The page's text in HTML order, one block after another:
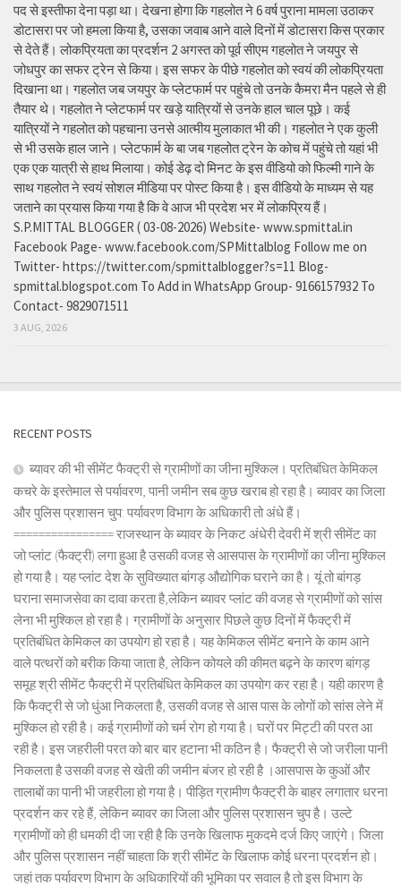
पद से इस्तीफा देना पड़ा था। देखना होगा कि गहलोत ने 6 वर्ष पुराना मामला उठाकर
डोटासरा पर जो हमला किया है, उसका जवाब आने वाले दिनों में डोटासरा किस प्रकार
से देते हैं। लोकप्रियता का प्रदर्शन 2 अगस्त को पूर्व सीएम गहलोत ने जयपुर से
जोधपुर का सफर ट्रेन से किया। इस सफर के पीछे गहलोत को स्वयं की लोकप्रियता
दिखाना था। गहलोत जब जयपुर के प्लेटफार्म पर पहुंचे तो उनके कैमरा मैन पहले से ही
तैयार थे। गहलोत ने प्लेटफार्म पर खड़े यात्रियों से उनके हाल चाल पूछे। कई
यात्रियों ने गहलोत को पहचाना उनसे आत्मीय मुलाकात भी की। गहलोत ने एक कुली
से भी उसके हाल जाने। प्लेटफार्म के बा जब गहलोत ट्रेन के कोच में पहुंचे तो यहां भी
एक एक यात्री से हाथ मिलाया। कोई डेढ़ दो मिनट के इस वीडियो को फिल्मी गाने के
साथ गहलोत ने स्वयं सोशल मीडिया पर पोस्ट किया है। इस वीडियो के माध्यम से यह
जताने का प्रयास किया गया है कि वे आज भी प्रदेश भर में लोकप्रिय हैं।
S.P.MITTAL BLOGGER ( 03-08-2026) Website- www.spmittal.in
Facebook Page- www.facebook.com/SPMittalblog Follow me on
Twitter- https://twitter.com/spmittalblogger?s=11 Blog-
spmittal.blogspot.com To Add in WhatsApp Group- 9166157932 To
Contact- 9829071511
3 AUG, 2026
RECENT POSTS
ब्यावर की भी सीमेंट फैक्ट्री से ग्रामीणों का जीना मुश्किल। प्रतिबंधित केमिकल
कचरे के इस्तेमाल से पर्यावरण, पानी जमीन सब कुछ खराब हो रहा है। ब्यावर का जिला
और पुलिस प्रशासन चुप: पर्यावरण विभाग के अधिकारी तो अंधे हैं।
================ राजस्थान के ब्यावर के निकट अंधेरी देवरी में श्री सीमेंट का
जो प्लांट (फैक्ट्री) लगा हुआ है उसकी वजह से आसपास के ग्रामीणों का जीना मुश्किल
हो गया है। यह प्लांट देश के सुविख्यात बांगड़ औद्योगिक घराने का है। यूं तो बांगड़
घराना समाजसेवा का दावा करता है,लेकिन ब्यावर प्लांट की वजह से ग्रामीणों को सांस
लेना भी मुश्किल हो रहा है। ग्रामीणों के अनुसार पिछले कुछ दिनों में फैक्ट्री में
प्रतिबंधित केमिकल का उपयोग हो रहा है। यह केमिकल सीमेंट बनाने के काम आने
वाले पत्थरों को बरीक किया जाता है, लेकिन कोयले की कीमत बढ़ने के कारण बांगड़
समूह श्री सीमेंट फैक्ट्री में प्रतिबंधित केमिकल का उपयोग कर रहा है। यही कारण है
कि फैक्ट्री से जो धुंआ निकलता है, उसकी वजह से आस पास के लोगों को सांस लेने में
मुश्किल हो रही है। कई ग्रामीणों को चर्म रोग हो गया है। घरों पर मिट्टी की परत आ
रही है। इस जहरीली परत को बार बार हटाना भी कठिन है। फैक्ट्री से जो जरीला पानी
निकलता है उसकी वजह से खेती की जमीन बंजर हो रही है ।आसपास के कुओं और
तालाबों का पानी भी जहरीला हो गया है। पीड़ित ग्रामीण फैक्ट्री के बाहर लगातार धरना
प्रदर्शन कर रहे हैं, लेकिन ब्यावर का जिला और पुलिस प्रशासन चुप है। उल्टे
ग्रामीणों को ही धमकी दी जा रही है कि उनके खिलाफ मुकदमे दर्ज किए जाएंगे। जिला
और पुलिस प्रशासन नहीं चाहता कि श्री सीमेंट के खिलाफ कोई धरना प्रदर्शन हो।
जहां तक पर्यावरण विभाग के अधिकारियों की भूमिका पर सवाल है तो इस विभाग के